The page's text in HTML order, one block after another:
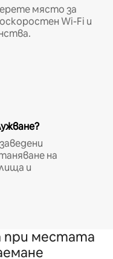
място за
Wi-Fi и
на
и
при местата